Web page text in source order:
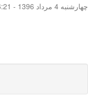
چهار‌شنبه 4 مرداد 1396 - 06:21